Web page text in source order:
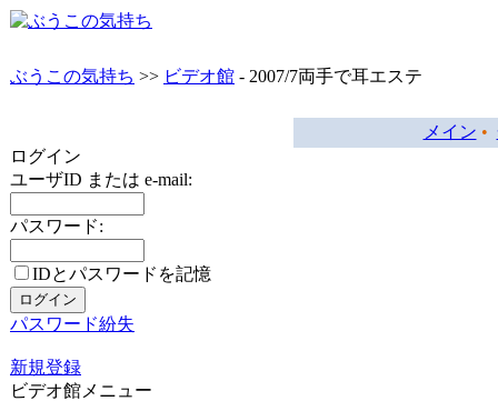
ぶうこの気持ち >> ビデオ館 - 2007/7両手で耳エステ
ログイン
ユーザID または e-mail:
パスワード:
IDとパスワードを記憶
パスワード紛失
新規登録
ビデオ館メニュー
メイン •